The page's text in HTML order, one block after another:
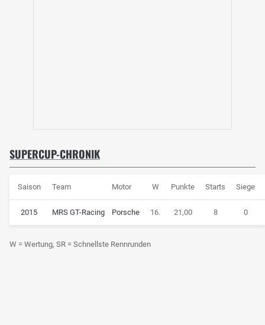
SUPERCUP-CHRONIK
Saison Team Motor W Punkte Starts Siege
2015 MRS GT-Racing Porsche 16. 21,00 8 0
W = Wertung, SR = Schnellste Rennrunden